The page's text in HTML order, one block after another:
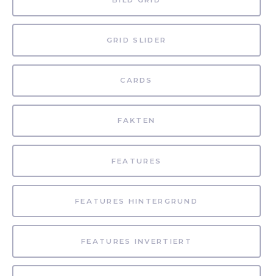
GRID SLIDER
CARDS
FAKTEN
FEATURES
FEATURES HINTERGRUND
FEATURES INVERTIERT